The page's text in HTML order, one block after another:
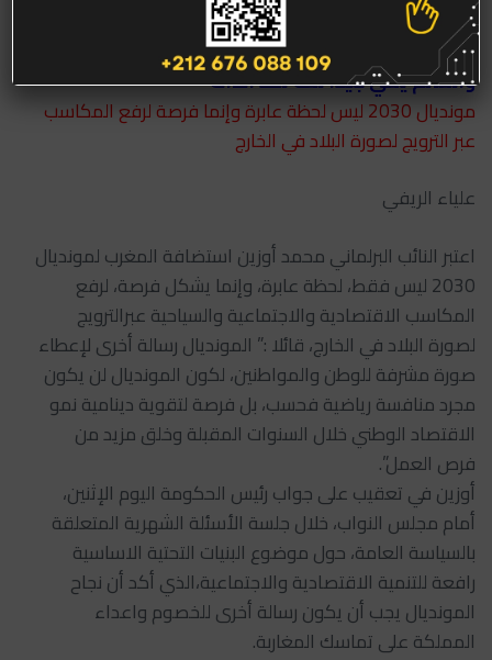
ننتقد ليس لإعطاء صورة قاتمة لبلادنا وإنما للإصلاح
والعالم يعي جيدا لغة نقد الذات
مونديال 2030 ليس لحظة عابرة وإنما فرصة لرفع المكاسب
عبر الترويج لصورة البلاد في الخارج
علياء الريفي
اعتبر النائب البرلماني محمد أوزين استضافة المغرب لمونديال
2030 ليس فقط، لحظة عابرة، وإنما يشكل فرصة، لرفع
المكاسب الاقتصادية والاجتماعية والسياحية عبرالترويج
لصورة البلاد في الخارج، قائلا :” المونديال رسالة أخرى لإعطاء
صورة مشرفة للوطن والمواطنين، لكون المونديال لن يكون
مجرد منافسة رياضية فحسب، بل فرصة لتقوية دينامية نمو
الاقتصاد الوطني خلال السنوات المقبلة وخلق مزيد من
فرص العمل”.
أوزين في تعقيب على جواب رئيس الحكومة اليوم الإثنين،
أمام مجلس النواب، خلال جلسة الأسئلة الشهرية المتعلقة
بالسياسة العامة، حول موضوع البنيات التحتية الاساسية
رافعة للتنمية الاقتصادية والاجتماعية،الذي أكد أن نجاح
المونديال يجب أن يكون رسالة أخرى للخصوم واعداء
المملكة على تماسك المغاربة.